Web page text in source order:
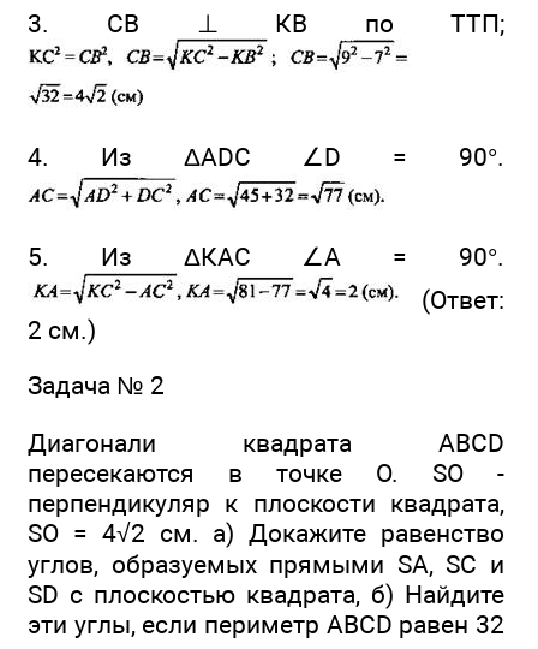
3. СВ ⊥ КВ по ТТП;
4. Из ΔADC ∠D = 90°.
5. Из ΔКАС ∠A = 90°.
(Ответ:
2 см.)
Задача № 2
Диагонали квадрата ABCD
пересекаются в точке О. SO -
перпендикуляр к плоскости квадрата,
SO = 4√2 см. а) Докажите равенство
углов, образуемых прямыми SA, SC и
SD с плоскостью квадрата, б) Найдите
эти углы, если периметр ABCD равен 32